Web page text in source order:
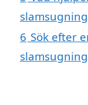
6 Sök efter